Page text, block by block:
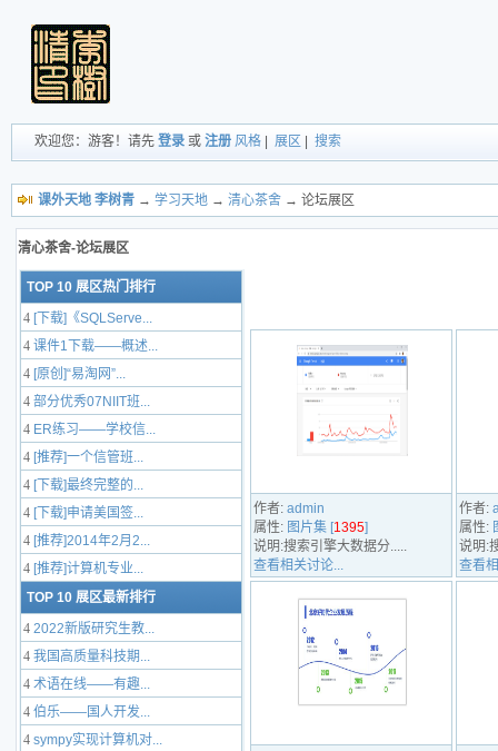
欢迎您：游客！请先 登录 或 注册 风格 展区 搜索
课外天地 李树青 → 学习天地 → 清心茶舍 → 论坛展区
清心茶舍-论坛展区
TOP 10 展区热门排行
4 [下载]《SQLServe...
4 课件1下载——概述...
4 [原创]“易淘网”...
4 部分优秀07NIIT班...
4 ER练习——学校信...
4 [推荐]一个信管班...
4 [下载]最终完整的...
4 [下载]申请美国签...
4 [推荐]2014年2月2...
4 [推荐]计算机专业...
TOP 10 展区最新排行
4 2022新版研究生教...
4 我国高质量科技期...
4 术语在线——有趣...
4 伯乐——国人开发...
4 sympy实现计算机对...
作者: admin
属性: 图片集 [1395]
说明:搜索引擎大数据分.....
查看相关讨论...
作者:
属性:
说明:
查看